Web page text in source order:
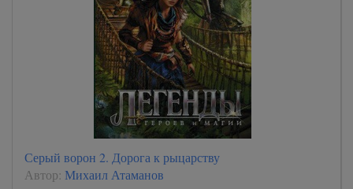
Серый ворон 2. Дорога к рыцарству
Автор: Михаил Атаманов